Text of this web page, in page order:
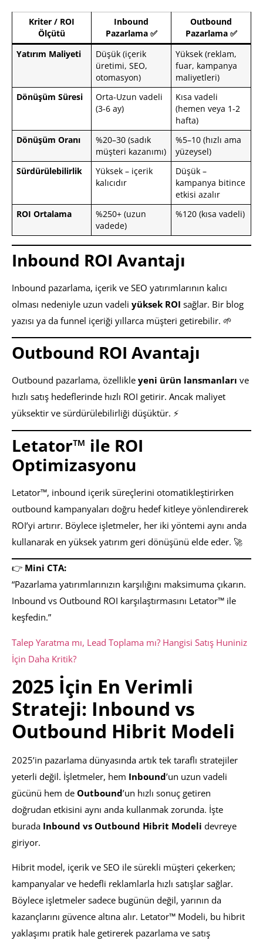
Kriter / ROI
Ölçütü
Inbound
Pazarlama ✅
Outbound
Pazarlama ✅
Yatırım Maliyeti
Düşük (içerik
üretimi, SEO,
otomasyon)
Yüksek (reklam,
fuar, kampanya
maliyetleri)
Dönüşüm Süresi
Orta-Uzun vadeli
(3-6 ay)
Kısa vadeli
(hemen veya 1-2
hafta)
Dönüşüm Oranı
%20–30 (sadık
müşteri kazanımı)
%5–10 (hızlı ama
yüzeysel)
Sürdürülebilirlik
Yüksek – içerik
kalıcıdır
Düşük –
kampanya bitince
etkisi azalır
ROI Ortalama
%250+ (uzun
vadede)
%120 (kısa vadeli)
Inbound ROI Avantajı
Inbound pazarlama, içerik ve SEO yatırımlarının kalıcı
olması nedeniyle uzun vadeli yüksek ROI sağlar. Bir blog
yazısı ya da funnel içeriği yıllarca müşteri getirebilir. 🌱
Outbound ROI Avantajı
Outbound pazarlama, özellikle yeni ürün lansmanları ve
hızlı satış hedeflerinde hızlı ROI getirir. Ancak maliyet
yüksektir ve sürdürülebilirliği düşüktür. ⚡
Letator™ ile ROI
Optimizasyonu
Letator™, inbound içerik süreçlerini otomatikleştirirken
outbound kampanyaları doğru hedef kitleye yönlendirerek
ROI’yi artırır. Böylece işletmeler, her iki yöntemi aynı anda
kullanarak en yüksek yatırım geri dönüşünü elde eder. 🚀
👉 Mini CTA:
“Pazarlama yatırımlarınızın karşılığını maksimuma çıkarın.
Inbound vs Outbound ROI karşılaştırmasını Letator™ ile
keşfedin.”
Talep Yaratma mı, Lead Toplama mı? Hangisi Satış Huniniz
İçin Daha Kritik?
2025 İçin En Verimli
Strateji: Inbound vs
Outbound Hibrit Modeli
2025’in pazarlama dünyasında artık tek taraflı stratejiler
yeterli değil. İşletmeler, hem Inbound’un uzun vadeli
gücünü hem de Outbound’un hızlı sonuç getiren
doğrudan etkisini aynı anda kullanmak zorunda. İşte
burada Inbound vs Outbound Hibrit Modeli devreye
giriyor.
Hibrit model, içerik ve SEO ile sürekli müşteri çekerken;
kampanyalar ve hedefli reklamlarla hızlı satışlar sağlar.
Böylece işletmeler sadece bugünün değil, yarının da
kazançlarını güvence altına alır. Letator™ Modeli, bu hibrit
yaklaşımı pratik hale getirerek pazarlama ve satış